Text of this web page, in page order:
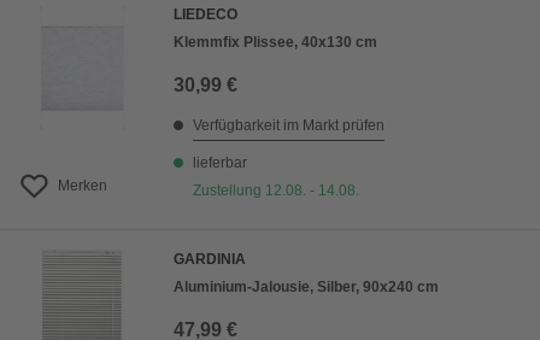
Merken
LIEDECO
Klemmfix Plissee, 40x130 cm
30,99 €
Verfügbarkeit im Markt prüfen
lieferbar
Zustellung 12.08. - 14.08.
GARDINIA
Aluminium-Jalousie, Silber, 90x240 cm
47,99 €